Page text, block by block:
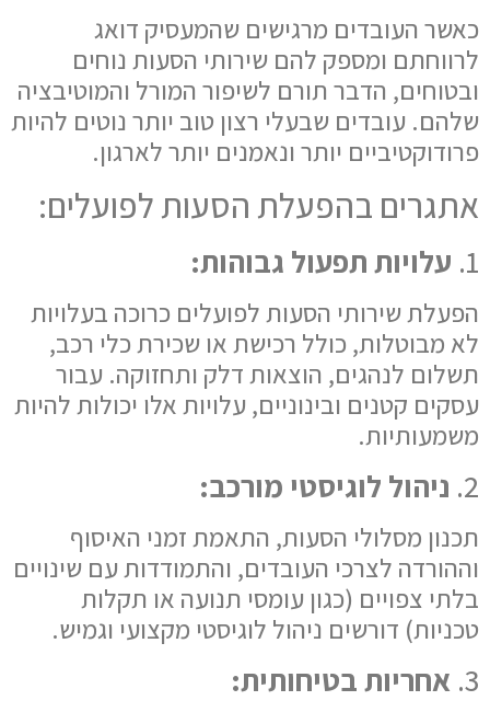
כאשר העובדים מרגישים שהמעסיק דואג
לרווחתם ומספק להם שירותי הסעות נוחים
ובטוחים, הדבר תורם לשיפור המורל והמוטיבציה
שלהם. עובדים שבעלי רצון טוב יותר נוטים להיות
פרודוקטיביים יותר ונאמנים יותר לארגון.
אתגרים בהפעלת הסעות לפועלים:
1. עלויות תפעול גבוהות:
הפעלת שירותי הסעות לפועלים כרוכה בעלויות
לא מבוטלות, כולל רכישת או שכירת כלי רכב,
תשלום לנהגים, הוצאות דלק ותחזוקה. עבור
עסקים קטנים ובינוניים, עלויות אלו יכולות להיות
משמעותיות.
2. ניהול לוגיסטי מורכב:
תכנון מסלולי הסעות, התאמת זמני האיסוף
וההורדה לצרכי העובדים, והתמודדות עם שינויים
בלתי צפויים (כגון עומסי תנועה או תקלות
טכניות) דורשים ניהול לוגיסטי מקצועי וגמיש.
3. אחריות בטיחותית: